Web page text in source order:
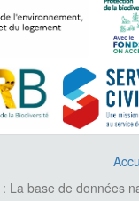
La base de données